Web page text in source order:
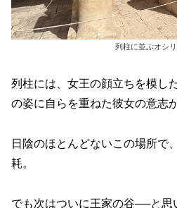
列柱に並ぶオシ
列柱には、女王の顔立ちを模し
の姿に自らを重ねた彼女の意志
日陰のほとんどないこの場所で
耗。
でも次はついに王家の谷──と思